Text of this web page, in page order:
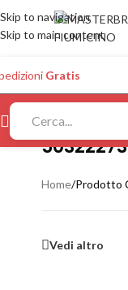
Skip to navigation
Skip to main content
Gratis
Home/Prodotto
Vedi altro